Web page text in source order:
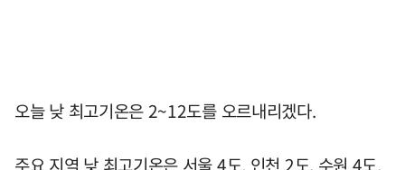
오늘 낮 최고기온은 2~12도를 오르내리겠다.
주요 지역 낮 최고기온은 서울 4도, 인천 2도, 수원 4도,